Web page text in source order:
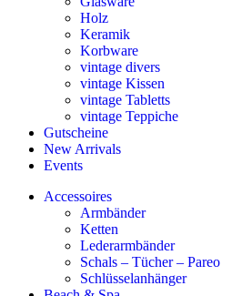
Holz
Keramik
Korbware
vintage divers
vintage Kissen
vintage Tabletts
vintage Teppiche
Gutscheine
New Arrivals
Events
Accessoires
Armbänder
Ketten
Lederarmbänder
Schals – Tücher – Pareo
Schlüsselanhänger